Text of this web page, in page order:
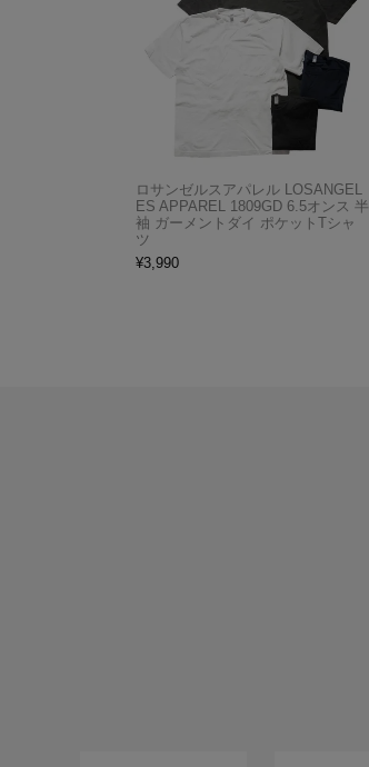
ロサンゼルスアパレル LOSANGEL
ES APPAREL 1809GD 6.5オンス 半
袖 ガーメントダイ ポケットTシャ
ツ
¥3,990